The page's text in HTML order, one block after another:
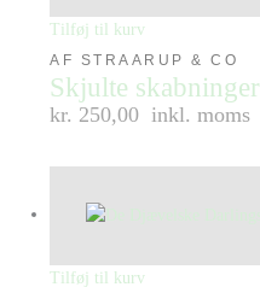
Tilføj til kurv
AF STRAARUP & CO
Skjulte skabninger
kr. 250,00 inkl. moms
Tilføj til kurv